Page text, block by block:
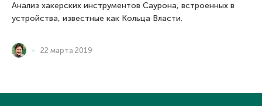
Анализ хакерских инструментов Саурона, встроенных в
устройства, известные как Кольца Власти.
22 марта 2019